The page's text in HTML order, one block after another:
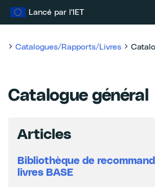
Lancé par l'IET
Catalogues/Rapports/Livres
Catalogue général
Articles
Bibliothèque de
livres BASE